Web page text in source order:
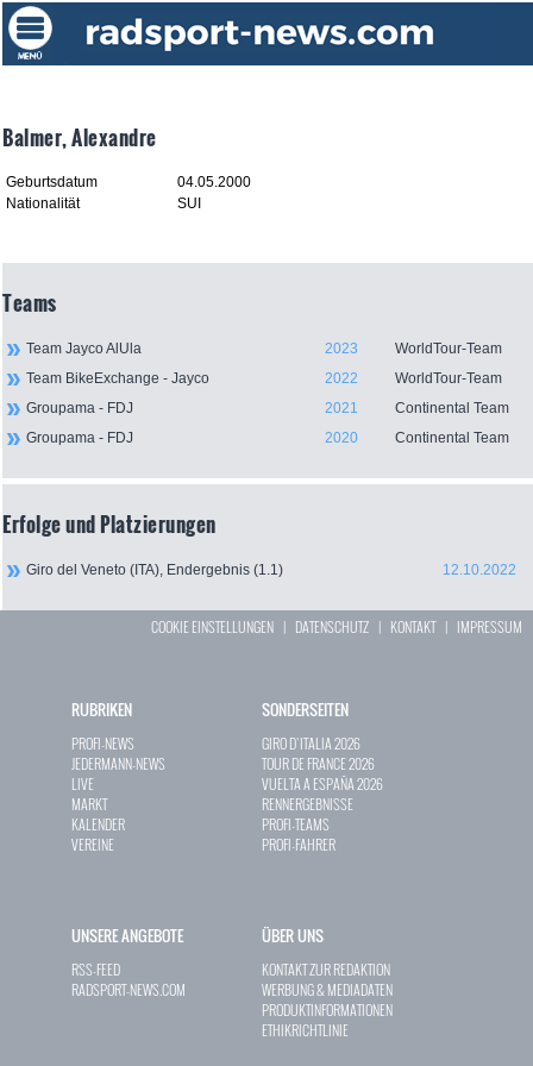
Balmer, Alexandre
Geburtsdatum
04.05.2000
Nationalität
SUI
Teams
Team Jayco AlUla 2023
WorldTour-Team
Team BikeExchange - Jayco
2022
WorldTour-Team
Groupama - FDJ
2021
Continental Team
Groupama - FDJ
2020 Continental Team
Erfolge und Platzierungen
Giro del Veneto (ITA), Endergebnis (1.1) 12.10.2022
COOKIE EINSTELLUNGEN | DATENSCHUTZ | KONTAKT| IMPRESSUM
RUBRIKEN
PROFI-NEWS
JEDERMANN-NEWS
LIVE
MARKT
KALENDER
VEREINE
SONDERSEITEN
GIRO D`ITALIA 2026
TOUR DE FRANCE 2026
VUELTA A ESPAÑA 2026
RENNERGEBNISSE
PROFI-TEAMS
PROFI-FAHRER
UNSERE ANGEBOTE
RSS-FEED
RADSPORT-NEWS.COM
ÜBER UNS
KONTAKT ZUR REDAKTION
WERBUNG & MEDIADATEN
PRODUKTINFORMATIONEN
ETHIKRICHTLINIE